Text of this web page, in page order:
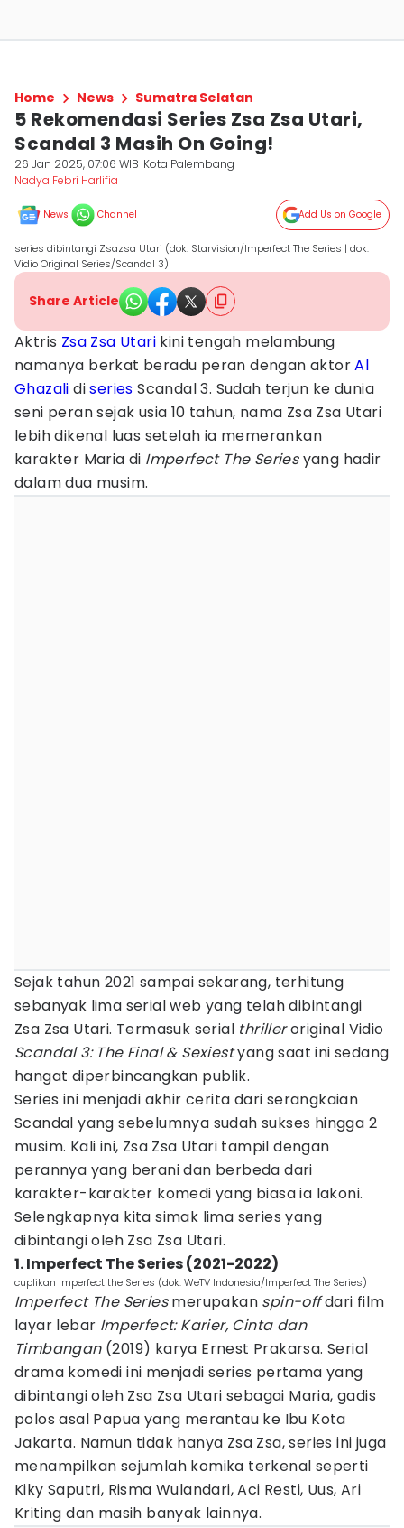
Home News Sumatra Selatan
5 Rekomendasi Series Zsa Zsa Utari,
Scandal 3 Masih On Going!
26 Jan 2025, 07:06 WIB Kota Palembang
Nadya Febri Harlifia
News Channel Add Us on Google
series dibintangi Zsazsa Utari (dok. Starvision/Imperfect The Series | dok.
Vidio Original Series/Scandal 3)
Share Article
Aktris Zsa Zsa Utari kini tengah melambung
namanya berkat beradu peran dengan aktorAl
Ghazali diseries Scandal 3. Sudah terjun ke dunia
seni peran sejak usia 10 tahun, nama Zsa Zsa Utari
lebih dikenal luas setelah ia memerankan
karakter Maria di Imperfect The Seriesyang hadir
dalam dua musim.
Sejak tahun 2021 sampai sekarang, terhitung
sebanyak lima serial web yang telah dibintangi
Zsa Zsa Utari. Termasuk serial thrilleroriginal Vidio
Scandal 3: The Final & Sexiestyang saat ini sedang
hangat diperbincangkan publik.
Series ini menjadi akhir cerita dari serangkaian
Scandal yang sebelumnya sudah sukses hingga 2
musim. Kali ini, Zsa Zsa Utari tampil dengan
perannya yang berani dan berbeda dari
karakter-karakter komedi yang biasa ia lakoni.
Selengkapnya kita simak lima series yang
dibintangi oleh Zsa Zsa Utari.
1. Imperfect The Series (2021-2022)
cuplikan Imperfect the Series (dok. WeTV Indonesia/Imperfect The Series)
Imperfect The Seriesmerupakan spin-offdari film
layar lebar Imperfect: Karier, Cinta dan
Timbangan(2019) karya Ernest Prakarsa. Serial
drama komedi ini menjadi series pertama yang
dibintangi oleh Zsa Zsa Utari sebagai Maria, gadis
polos asal Papua yang merantau ke Ibu Kota
Jakarta. Namun tidak hanya Zsa Zsa, series ini juga
menampilkan sejumlah komika terkenal seperti
Kiky Saputri, Risma Wulandari, Aci Resti, Uus, Ari
Kriting dan masih banyak lainnya.